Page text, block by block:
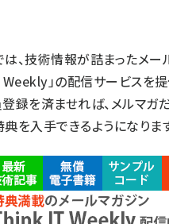
、技術情報が詰まったメー
」の配信サービスを提
録を済ませれば、メルマガ
を入手できるようになりま